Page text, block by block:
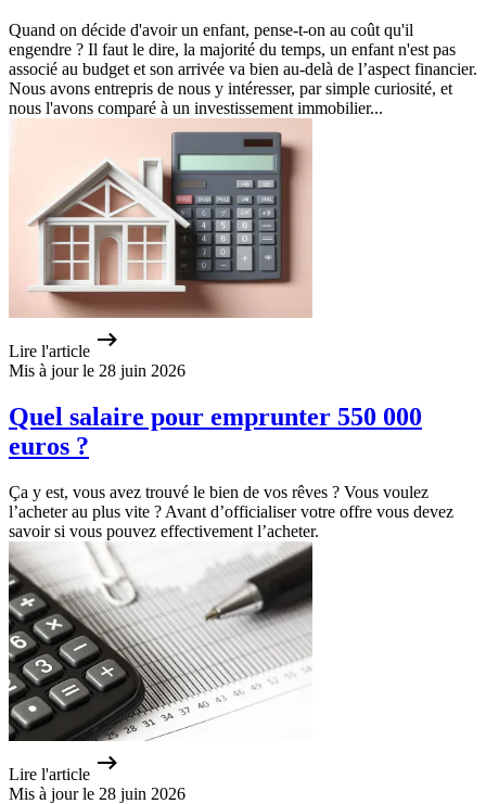
Quand on décide d'avoir un enfant, pense-t-on au coût qu'il
engendre ? Il faut le dire, la majorité du temps, un enfant n'est pas
associé au budget et son arrivée va bien au-delà de l’aspect financier.
Nous avons entrepris de nous y intéresser, par simple curiosité, et
nous l'avons comparé à un investissement immobilier...
Lire l'article
Mis à jour le 28 juin 2026
Quel salaire pour emprunter 550 000
euros ?
Ça y est, vous avez trouvé le bien de vos rêves ? Vous voulez
l’acheter au plus vite ? Avant d’officialiser votre offre vous devez
savoir si vous pouvez effectivement l’acheter.
Lire l'article
Mis à jour le 28 juin 2026